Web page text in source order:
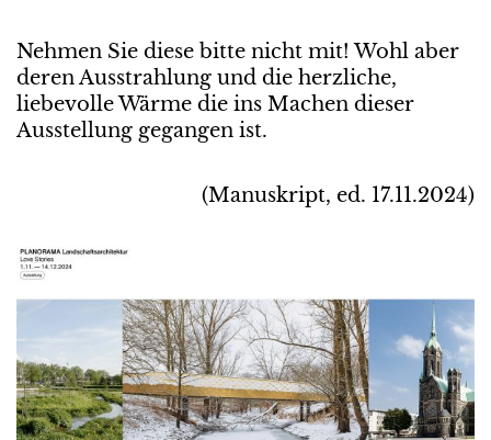
Nehmen Sie diese bitte nicht mit! Wohl aber
deren Ausstrahlung und die herzliche,
liebevolle Wärme die ins Machen dieser
Ausstellung gegangen ist.
(Manuskript, ed. 17.11.2024)